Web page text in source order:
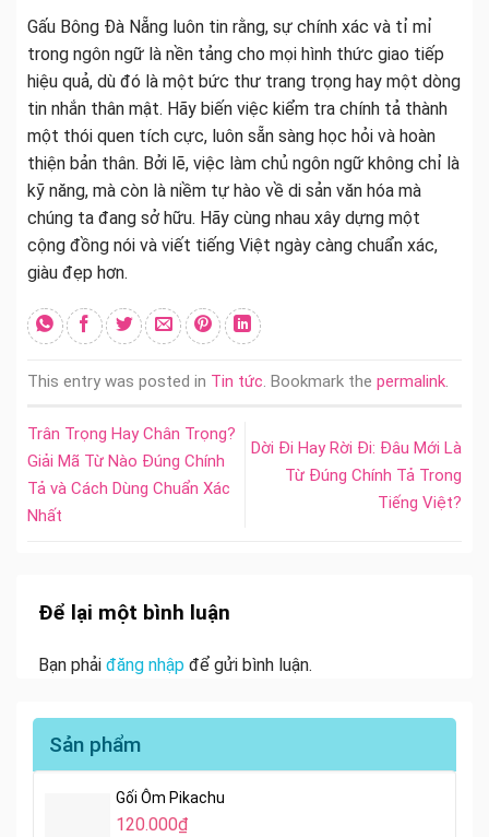
Gấu Bông Đà Nẵng luôn tin rằng, sự chính xác và tỉ mỉ
trong ngôn ngữ là nền tảng cho mọi hình thức giao tiếp
hiệu quả, dù đó là một bức thư trang trọng hay một dòng
tin nhắn thân mật. Hãy biến việc kiểm tra chính tả thành
một thói quen tích cực, luôn sẵn sàng học hỏi và hoàn
thiện bản thân. Bởi lẽ, việc làm chủ ngôn ngữ không chỉ là
kỹ năng, mà còn là niềm tự hào về di sản văn hóa mà
chúng ta đang sở hữu. Hãy cùng nhau xây dựng một
cộng đồng nói và viết tiếng Việt ngày càng chuẩn xác,
giàu đẹp hơn.
This entry was posted in Tin tức. Bookmark the permalink.
Trân Trọng Hay Chân Trọng?
Giải Mã Từ Nào Đúng Chính
Tả và Cách Dùng Chuẩn Xác
Nhất
Dời Đi Hay Rời Đi: Đâu Mới Là
Từ Đúng Chính Tả Trong
Tiếng Việt?
Để lại một bình luận
Bạn phải đăng nhập để gửi bình luận.
Sản phẩm
Gối Ôm Pikachu
120.000₫